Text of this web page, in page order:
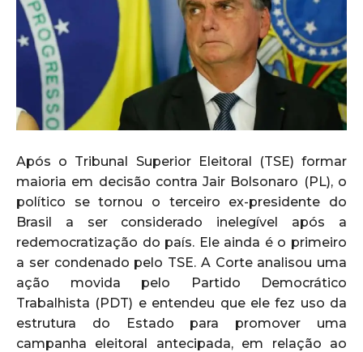
Após o Tribunal Superior Eleitoral (TSE) formar
maioria em decisão contra Jair Bolsonaro (PL), o
político se tornou o terceiro ex-presidente do
Brasil a ser considerado inelegível após a
redemocratização do país. Ele ainda é o primeiro
a ser condenado pelo TSE. A Corte analisou uma
ação movida pelo Partido Democrático
Trabalhista (PDT) e entendeu que ele fez uso da
estrutura do Estado para promover uma
campanha eleitoral antecipada, em relação ao